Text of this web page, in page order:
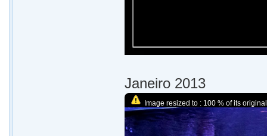
Janeiro 2013
Image resized to : 100 % of its